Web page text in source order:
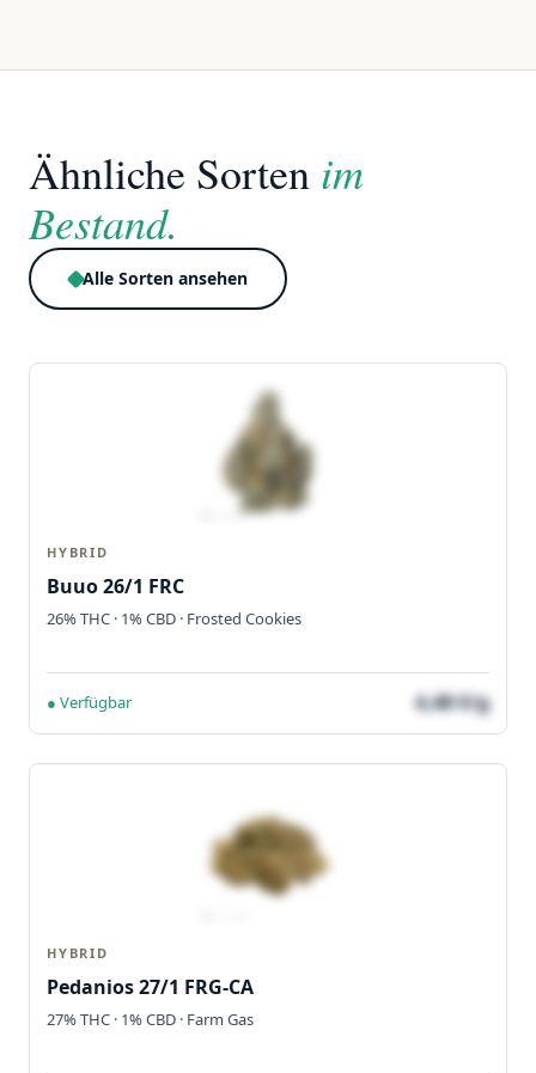
Ähnliche Sorten im
Bestand.
Alle Sorten ansehen
HYBRID
Buuo 26/1 FRC
26% THC · 1% CBD · Frosted Cookies
● Verfügbar 4,48 €/g
HYBRID
Pedanios 27/1 FRG-CA
27% THC · 1% CBD · Farm Gas